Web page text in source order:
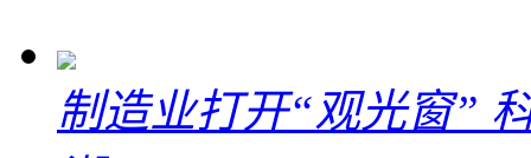
制造业打开“观光窗”